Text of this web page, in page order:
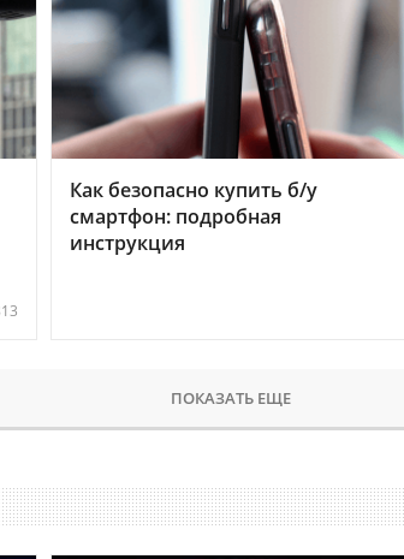
Как безопасно купить б/у
смартфон: подробная
инструкция
ПОКАЗАТЬ ЕЩЕ